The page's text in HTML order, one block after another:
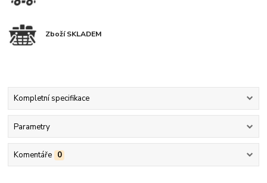
Zboží SKLADEM
Kompletní specifikace
Parametry
Komentáře 0